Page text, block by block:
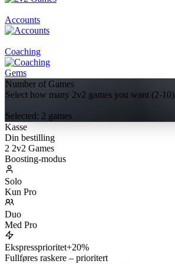
Accounts
Coaching
Gems
Number of Games
Select how many 2v2 games you want (2-10)
Selected: 2 games
Kasse
Din bestilling
2 2v2 Games
Boosting-modus
Solo
Kun Pro
Duo
Med Pro
Ekspressprioritet+20%
Fullføres raskere – prioritert